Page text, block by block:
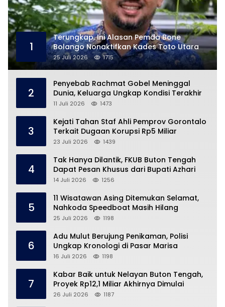
1
Terungkap, Ini Alasan Pemda Bone
Bolango Nonaktifkan Kades Toto Utara
25 Juli 2026 1715
2
Penyebab Rachmat Gobel Meninggal
Dunia, Keluarga Ungkap Kondisi Terakhir
11 Juli 2026 1473
3
Kejati Tahan Staf Ahli Pemprov Gorontalo
Terkait Dugaan Korupsi Rp5 Miliar
23 Juli 2026 1439
4
Tak Hanya Dilantik, FKUB Buton Tengah
Dapat Pesan Khusus dari Bupati Azhari
14 Juli 2026 1256
5
11 Wisatawan Asing Ditemukan Selamat,
Nahkoda Speedboat Masih Hilang
25 Juli 2026 1198
6
Adu Mulut Berujung Penikaman, Polisi
Ungkap Kronologi di Pasar Marisa
16 Juli 2026 1198
7
Kabar Baik untuk Nelayan Buton Tengah,
Proyek Rp12,1 Miliar Akhirnya Dimulai
26 Juli 2026 1187